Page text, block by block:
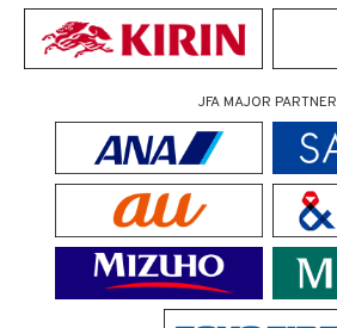
JFA MAJOR PARTNER